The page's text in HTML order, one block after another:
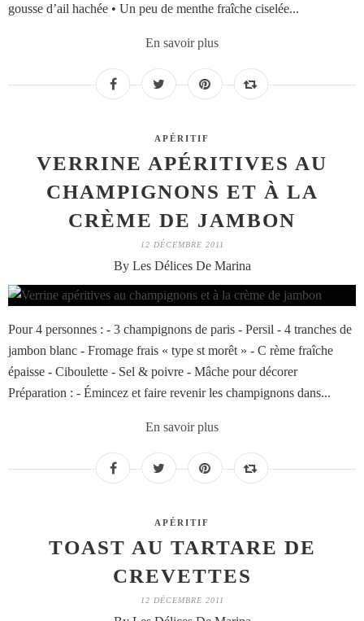
gousse d’ail hachée • Un peu de menthe fraîche ciselée...
En savoir plus
APÉRITIF
VERRINE APÉRITIVES AU
CHAMPIGNONS ET À LA
CRÈME DE JAMBON
12 DÉCEMBRE 2011
By Les Délices De Marina
Pour 4 personnes : - 3 champignons de paris - Persil - 4 tranches de
jambon blanc - Fromage frais « type st morêt » - C rème fraîche
épaisse - Ciboulette - Sel & poivre - Mâche pour décorer
Préparation : - Émincez et faire revenir les champignons dans...
En savoir plus
APÉRITIF
TOAST AU TARTARE DE
CREVETTES
12 DÉCEMBRE 2011